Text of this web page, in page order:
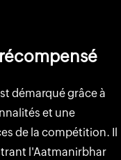
démarqué grâce à
et une
de la compétition. Il
l'Aatmanirbhar